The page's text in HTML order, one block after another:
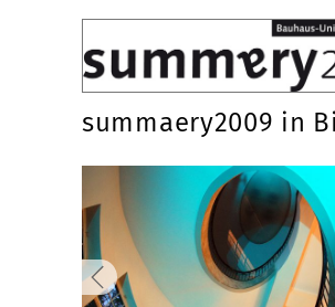
summaery2009 in